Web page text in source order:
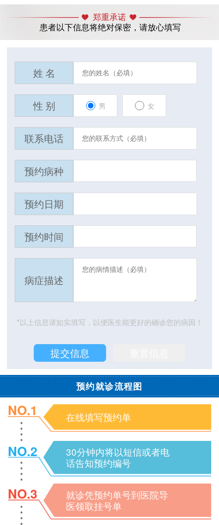
郑重承诺
患者以下信息将绝对保密，请放心填写
姓 名
性 别 男 女
联系电话
预约病种
预约日期
预约时间
病症描述
*以上信息请如实填写，以便医生能更好的确诊您的病因！
预约就诊流程图
NO.1 在线填写预约单
NO.2
30分钟内将以短信或者电
话告知预约编号
NO.3
就诊凭预约单号到医院导
医领取挂号单